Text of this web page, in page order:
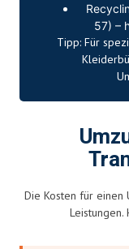
57) –
Tipp: Für
Die Kosten für einen
Leistungen.